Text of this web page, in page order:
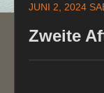
springenJUNI 2, 2024
Zweite